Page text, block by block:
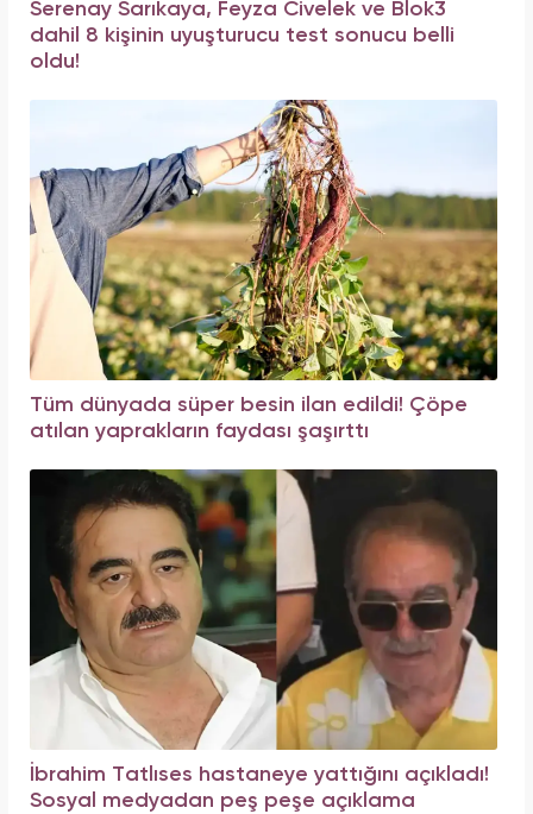
Serenay Sarıkaya, Feyza Civelek ve Blok3
dahil 8 kişinin uyuşturucu test sonucu belli
oldu!
Tüm dünyada süper besin ilan edildi! Çöpe
atılan yaprakların faydası şaşırttı
İbrahim Tatlıses hastaneye yattığını açıkladı!
Sosyal medyadan peş peşe açıklama